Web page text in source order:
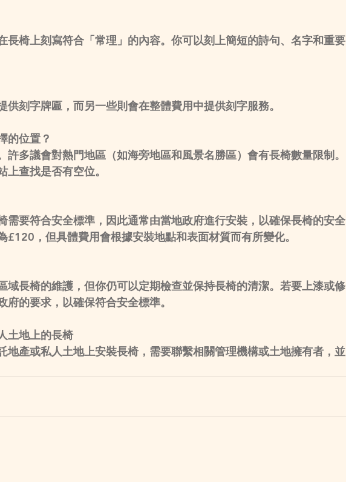
長椅上刻寫符合「常理」的內容。你可以刻上簡短的詩句、名字和重要
供刻字牌匾，而另一些則會在整體費用中提供刻字服務。
的位置？
許多議會對熱門地區（如海旁地區和風景名勝區）會有長椅數量限制。
上查找是否有空位。
需要符合安全標準，因此通常由當地政府進行安裝，以確保長椅的安全
£120，但具體費用會根據安裝地點和表面材質而有所變化。
域長椅的維護，但你仍可以定期檢查並保持長椅的清潔。若要上漆或修
府的要求，以確保符合安全標準。
土地上的長椅
地產或私人土地上安裝長椅，需要聯繫相關管理機構或土地擁有者，並